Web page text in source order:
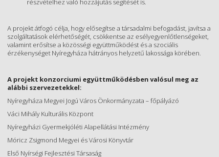
részvételhez való hozzájutás segítését is.
A projekt átfogó célja, hogy elősegítse a társadalmi befogadást, javítsa a
szolgáltatások elérhetőségét, csökkentse az esélyegyenlőtlenségeket,
valamint erősítse a közösségi együttműködést és a szociális
érzékenységet Nyíregyháza hátrányos helyzetű lakossága körében.
A projekt konzorciumi együttműködésben valósul meg az
alábbi szervezetekkel:
Nyíregyháza Megyei Jogú Város Önkormányzata – főpályázó
Váci Mihály Kulturális Központ
Nyíregyházi Gyermekjóléti Alapellátási Intézmény
Móricz Zsigmond Megyei és Városi Könyvtár
Első Nyírségi Fejlesztési Társaság